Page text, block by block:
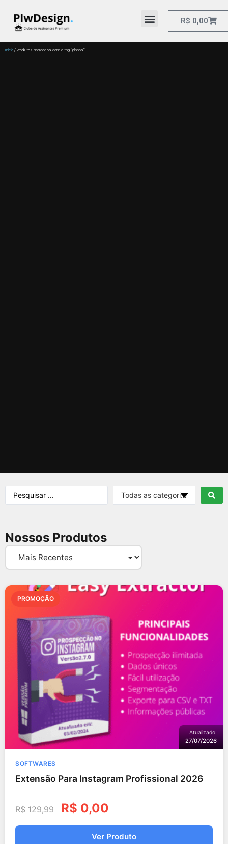
R$ 0,00
Início / Produtos marcados com a tag “planos”
Nossos Produtos
PROMOÇÃO
Atualizado:
27/07/2026
SOFTWARES
Extensão Para Instagram Profissional 2026
R$129,99 R$ 0,00
Ver Produto